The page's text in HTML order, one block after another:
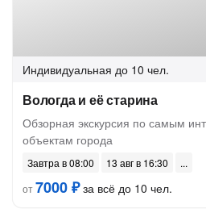
Индивидуальная до 10 чел.
Вологда и её старина
Обзорная экскурсия по самым
объектам города
Завтра в 08:00
13 авг в 16:30
от7000 ₽за всё до 10 чел.